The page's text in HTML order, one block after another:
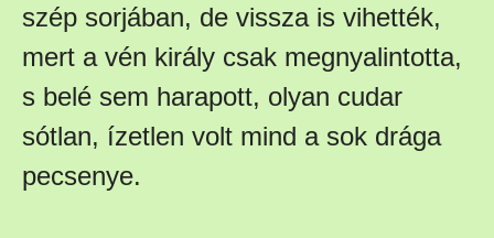
szép sorjában, de vissza is vihették,
mert a vén király csak megnyalintotta,
s belé sem harapott, olyan cudar
sótlan, ízetlen volt mind a sok drága
pecsenye.